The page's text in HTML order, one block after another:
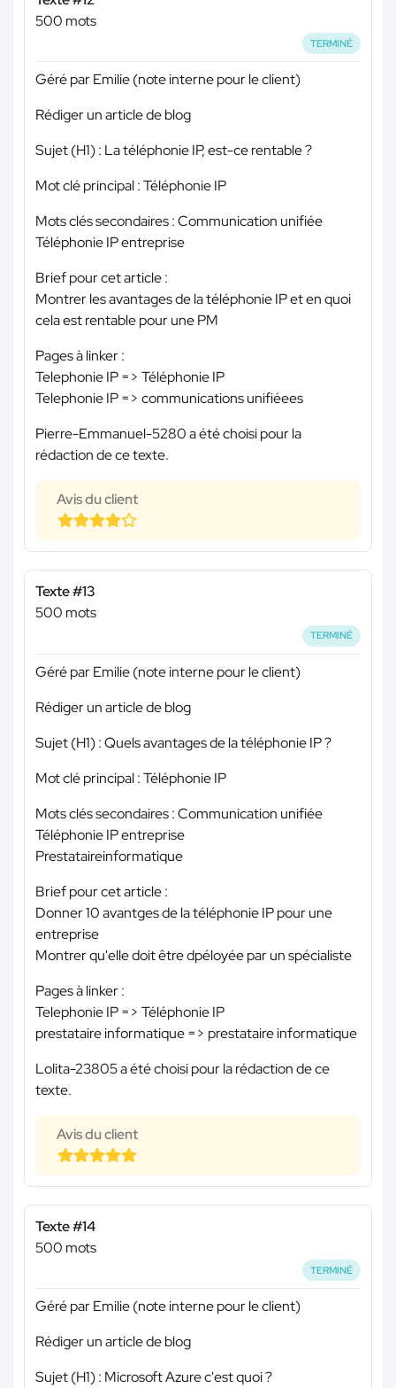
500 mots
TERMINÉ
Géré par Emilie (note interne pour le client)
Rédiger un article de blog
Sujet (H1) : La téléphonie IP, est-ce rentable ?
Mot clé principal : Téléphonie IP
Mots clés secondaires : Communication unifiée
Téléphonie IP entreprise
Brief pour cet article :
Montrer les avantages de la téléphonie IP et en quoi
cela est rentable pour une PM
Pages à linker :
Telephonie IP => Téléphonie IP
Telephonie IP => communications unifiéees
Pierre-Emmanuel-5280 a été choisi pour la
rédaction de ce texte.
Avis du client
Texte #13
500 mots
TERMINÉ
Géré par Emilie (note interne pour le client)
Rédiger un article de blog
Sujet (H1) : Quels avantages de la téléphonie IP ?
Mot clé principal : Téléphonie IP
Mots clés secondaires : Communication unifiée
Téléphonie IP entreprise
Prestataireinformatique
Brief pour cet article :
Donner 10 avantges de la téléphonie IP pour une
entreprise
Montrer qu'elle doit être dpéloyée par un spécialiste
Pages à linker :
Telephonie IP => Téléphonie IP
prestataire informatique => prestataire informatique
Lolita-23805 a été choisi pour la rédaction de ce
texte.
Avis du client
Texte #14
500 mots
TERMINÉ
Géré par Emilie (note interne pour le client)
Rédiger un article de blog
Sujet (H1) : Microsoft Azure c'est quoi ?